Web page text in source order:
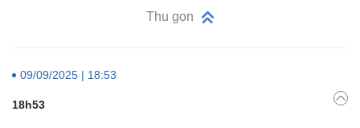
Thu gọn
09/09/2025 | 18:53
18h53